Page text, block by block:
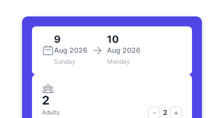
9
Aug 2026
Sunday
→
10
Aug 2026
Monday
2
Adults - 2 +